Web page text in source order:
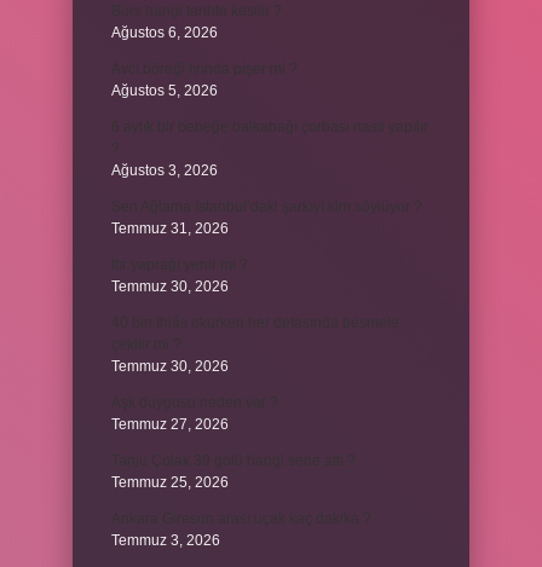
Burs hangi tarihte kesilir ?
Ağustos 6, 2026
Avcı böreği fırında pişer mi ?
Ağustos 5, 2026
6 aylık bir bebeğe balkabağı çorbası nasıl yapılır
?
Ağustos 3, 2026
Sen Ağlama İstanbul’daki şarkıyı kim söylüyor ?
Temmuz 31, 2026
Itır yaprağı yenir mi ?
Temmuz 30, 2026
40 bin İhlâs okurken her defasında besmele
Temmuz 30, 2026
Temmuz 27, 2026
Tanju Çolak 39 golü hangi sene attı ?
Temmuz 25, 2026
Ankara Giresun arası uçak kaç dakika ?
Temmuz 3, 2026